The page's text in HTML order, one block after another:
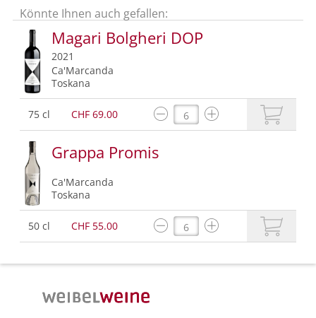
Könnte Ihnen auch gefallen:
Magari Bolgheri DOP
2021
Ca'Marcanda
Toskana
75 cl CHF 69.00
Grappa Promis
Ca'Marcanda
Toskana
50 cl CHF 55.00